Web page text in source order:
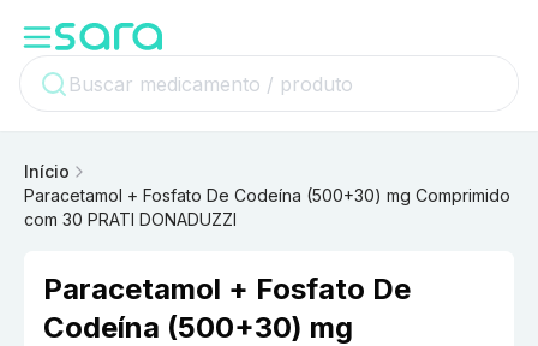
Início
Paracetamol + Fosfato De Codeína (500+30) mg Comprimido
com 30 PRATI DONADUZZI
Paracetamol + Fosfato De
Codeína (500+30) mg